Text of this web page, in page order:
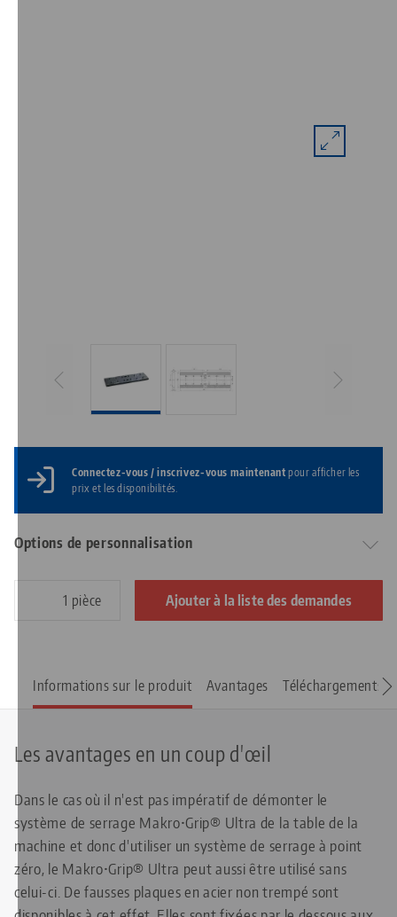
Connectez-vous / inscrivez-vous maintenantpour afficher les
prix et les disponibilités.
Options de personnalisation
pièce Ajouter à la liste des demandes
Informations sur le produit Avantages Téléchargements
Les avantages en un coup d'œil
Dans le cas où il n'est pas impératif de démonter le
système de serrage Makro•Grip® Ultra de la table de la
machine et donc d'utiliser un système de serrage à point
zéro, le Makro•Grip® Ultra peut aussi être utilisé sans
celui-ci. De fausses plaques en acier non trempé sont